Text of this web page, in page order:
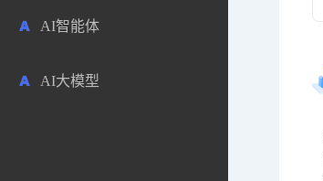
毒性数据库
原辅料包材
免费专利库
AI智能体
AI大模型